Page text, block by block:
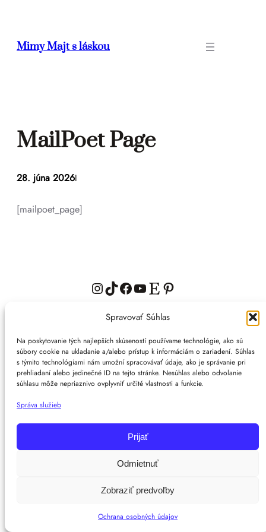
Spravovať Súhlas
Na poskytovanie tých najlepších skúseností používame technológie, ako sú
súbory cookie na ukladanie a/alebo prístup k informáciám o zariadení. Súhlas
s týmito technológiami nám umožní spracovávať údaje, ako je správanie pri
prehliadaní alebo jedinečné ID na tejto stránke. Nesúhlas alebo odvolanie
súhlasu môže nepriaznivo ovplyvniť určité vlastnosti a funkcie.
Správa služieb
Prijať
Odmietnuť
Zobraziť predvoľby
Ochrana osobných údajov
Mimy Majt s láskou
MailPoet Page
28. júna 2026I
[mailpoet_page]
Instagram TikTok Facebook YouTube Etsy Pinterest
Copyright Mimy Majt s láskou © 2026 | WordPress
Theme by SuperbThemes